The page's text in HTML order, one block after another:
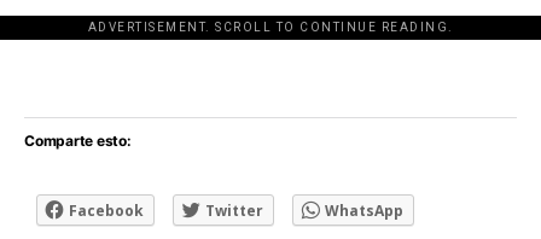
ADVERTISEMENT. SCROLL TO CONTINUE READING.
[adsforwp id="243463"]
Comparte esto:
Facebook Twitter WhatsApp